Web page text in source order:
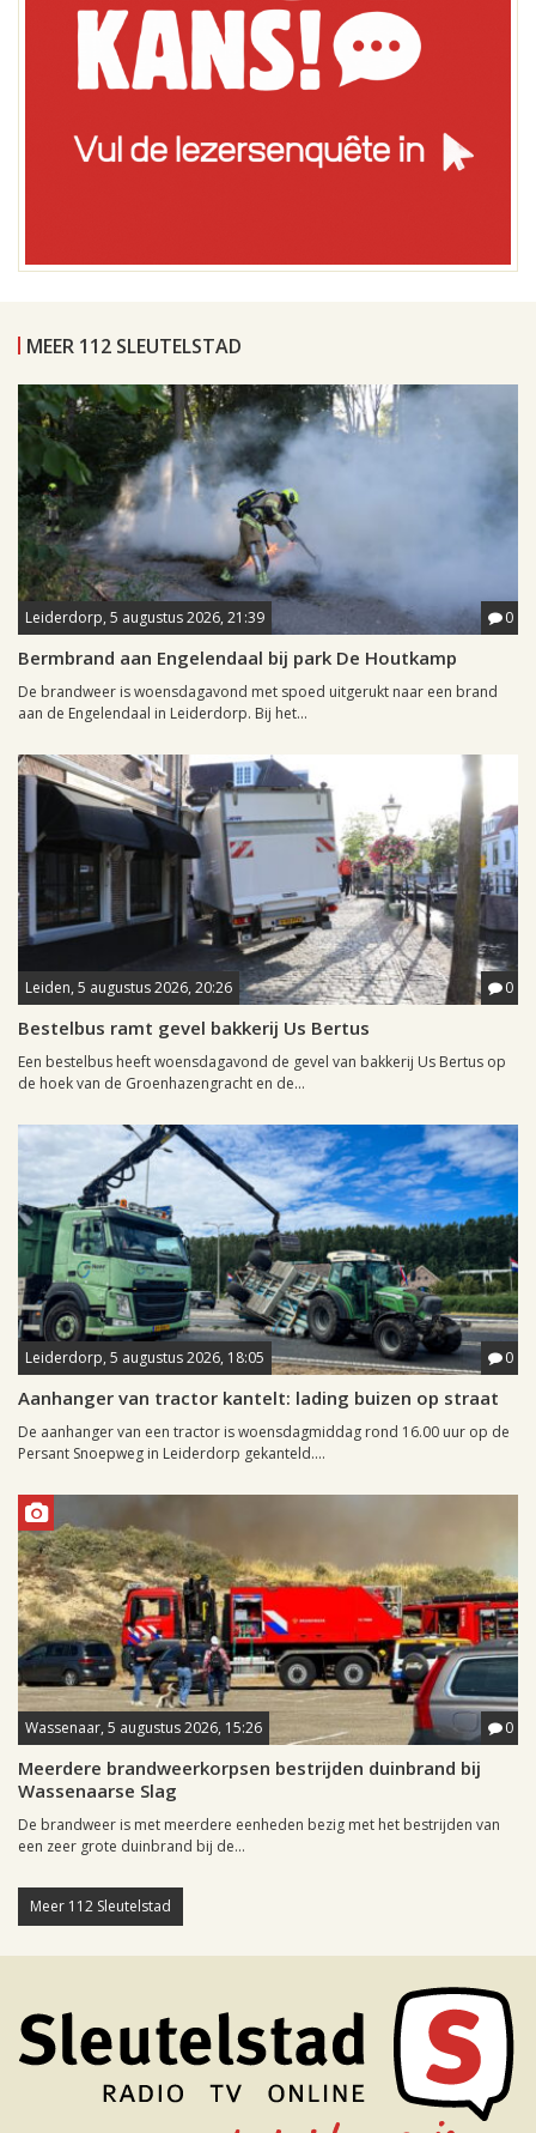
MEER 112 SLEUTELSTAD
Leiderdorp, 5 augustus 2026, 21:39 0
Bermbrand aan Engelendaal bij park De Houtkamp
De brandweer is woensdagavond met spoed uitgerukt naar een brand
aan de Engelendaal in Leiderdorp. Bij het...
Leiden, 5 augustus 2026, 20:26 0
Bestelbus ramt gevel bakkerij Us Bertus
Een bestelbus heeft woensdagavond de gevel van bakkerij Us Bertus op
de hoek van de Groenhazengracht en de...
Leiderdorp, 5 augustus 2026, 18:05 0
Aanhanger van tractor kantelt: lading buizen op straat
De aanhanger van een tractor is woensdagmiddag rond 16.00 uur op de
Persant Snoepweg in Leiderdorp gekanteld....
Wassenaar, 5 augustus 2026, 15:26 0
Meerdere brandweerkorpsen bestrijden duinbrand bij
Wassenaarse Slag
De brandweer is met meerdere eenheden bezig met het bestrijden van
een zeer grote duinbrand bij de...
Meer 112 Sleutelstad